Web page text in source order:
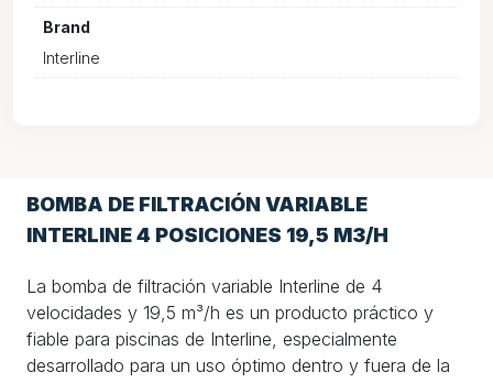
Brand
Interline
BOMBA DE FILTRACIÓN VARIABLE
INTERLINE 4 POSICIONES 19,5 M3/H
La bomba de filtración variable Interline de 4
velocidades y 19,5 m³/h es un producto práctico y
fiable para piscinas de Interline, especialmente
desarrollado para un uso óptimo dentro y fuera de la